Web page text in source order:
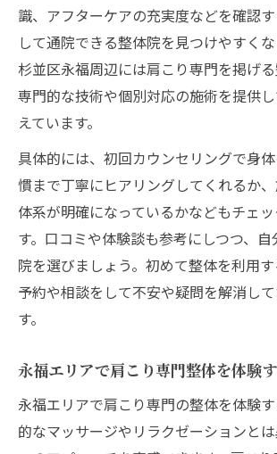
識、アフターケアの充実度などを確認
して通院できる整体院を見つけやすくな
杉並区永福周辺には肩こり専門を掲げる
専門的な技術や個別対応の施術を提供
えています。
具体的には、初回カウンセリングで身
慣まで丁寧にヒアリングしてくれるか
体系が明確になっているかなどもチェ
す。口コミや体験談も参考にしつつ、
院を選びましょう。初めて整体を利用
予約や相談をして不安や疑問を解消し
す。
永福エリアで肩こり専門整体を体験
永福エリアで肩こり専門の整体を体験
的なマッサージやリラクゼーションと